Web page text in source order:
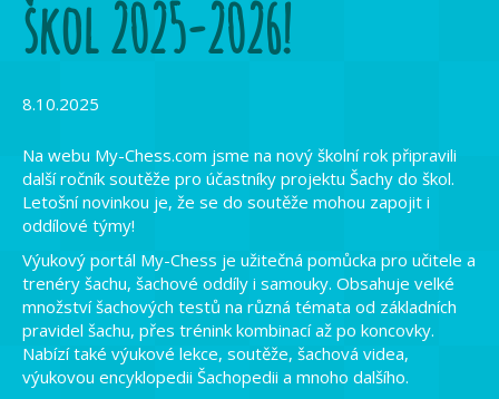
škol 2025-2026!
8.10.2025
Na webu My-Chess.com jsme na nový školní rok připravili
další ročník soutěže pro účastníky projektu Šachy do škol.
Letošní novinkou je, že se do soutěže mohou zapojit i
oddílové týmy!
Výukový portál My-Chess je užitečná pomůcka pro učitele a
trenéry šachu, šachové oddíly i samouky. Obsahuje velké
množství šachových testů na různá témata od základních
pravidel šachu, přes trénink kombinací až po koncovky.
Nabízí také výukové lekce, soutěže, šachová videa,
výukovou encyklopedii Šachopedii a mnoho dalšího.